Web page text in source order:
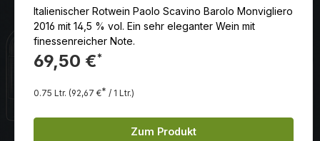
Italienischer Rotwein Paolo Scavino Barolo Monvigliero
2016 mit 14,5 % vol. Ein sehr eleganter Wein mit
finessenreicher Note.
69,50 €*
0.75 Ltr. (92,67 €* / 1 Ltr.)
Zum Produkt